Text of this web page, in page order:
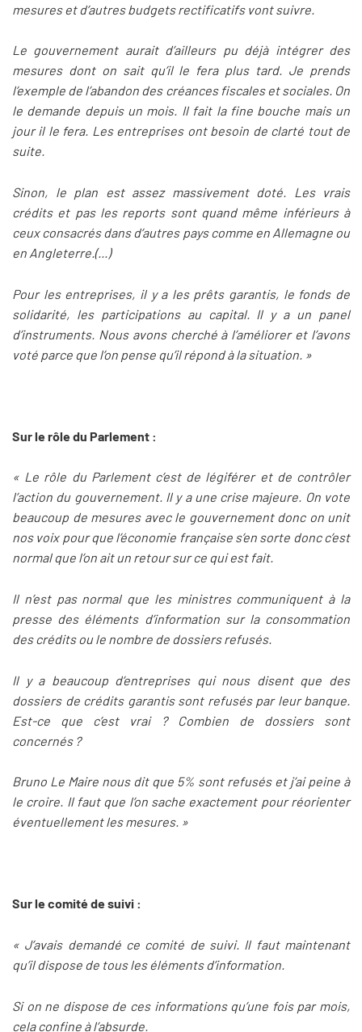
mesures et d’autres budgets rectificatifs vont suivre.
Le gouvernement aurait d’ailleurs pu déjà intégrer des
mesures dont on sait qu’il le fera plus tard. Je prends
l’exemple de l’abandon des créances fiscales et sociales. On
le demande depuis un mois. Il fait la fine bouche mais un
jour il le fera. Les entreprises ont besoin de clarté tout de
suite.
Sinon, le plan est assez massivement doté. Les vrais
crédits et pas les reports sont quand même inférieurs à
ceux consacrés dans d’autres pays comme en Allemagne ou
en Angleterre.(...)
Pour les entreprises, il y a les prêts garantis, le fonds de
solidarité, les participations au capital. Il y a un panel
d’instruments. Nous avons cherché à l’améliorer et l’avons
voté parce que l’on pense qu’il répond à la situation. »
Sur le rôle du Parlement :
« Le rôle du Parlement c’est de légiférer et de contrôler
l’action du gouvernement. Il y a une crise majeure. On vote
beaucoup de mesures avec le gouvernement donc on unit
nos voix pour que l’économie française s’en sorte donc c’est
normal que l’on ait un retour sur ce qui est fait.
Il n’est pas normal que les ministres communiquent à la
presse des éléments d’information sur la consommation
des crédits ou le nombre de dossiers refusés.
Il y a beaucoup d’entreprises qui nous disent que des
dossiers de crédits garantis sont refusés par leur banque.
Est-ce que c’est vrai ? Combien de dossiers sont
concernés ?
Bruno Le Maire nous dit que 5% sont refusés et j’ai peine à
le croire. Il faut que l’on sache exactement pour réorienter
éventuellement les mesures. »
Sur le comité de suivi :
« J’avais demandé ce comité de suivi. Il faut maintenant
qu’il dispose de tous les éléments d’information.
Si on ne dispose de ces informations qu’une fois par mois,
cela confine à l’absurde.